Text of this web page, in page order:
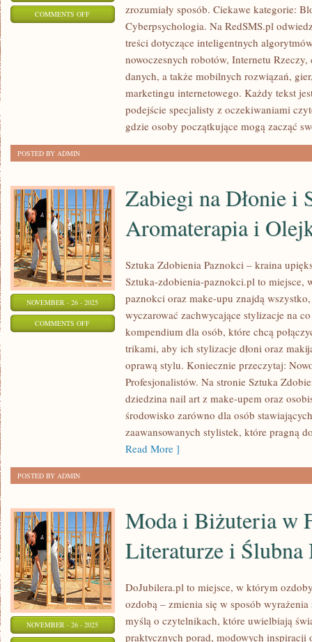
COMMENTS OFFON
ROBOTYKA
zrozumiały sposób. Ciekawe kategorie:
Cyberpsychologia. Na RedSMS.pl
treści dotyczące inteligentnych
nowoczesnych robotów, Internetu
danych, a także mobilnych rozwiązań,
marketingu internetowego. Każdy tekst
podejście specjalisty z oczekiwaniami
gdzie osoby początkujące mogą zacząć
POSTED BY ADMIN
NOVEMBER - 26 - 2025
COMMENTS OFFON
AROMATERAPIA
Zabiegi na Dłonie i
Aromaterapia i
Sztuka Zdobienia Paznokci – kraina
Sztuka-zdobienia-paznokci.pl to miejsce,
paznokci oraz make-upu znajdą
wyczarować zachwycające stylizacje na
kompendium dla osób, które chcą
trikami, aby ich stylizacje dłoni oraz
oprawą stylu. Koniecznie przeczytaj:
Profesjonalistów. Na stronie Sztuka
dziedzina nail art z make-upem oraz
środowisko zarówno dla osób
zaawansowanych stylistek, które pragną
Read More ]
POSTED BY ADMIN
NOVEMBER - 26 - 2025
Moda i Biżuteria w
Literaturze i Ślubna
DoJubilera.pl to miejsce, w którym
ozdobą – zmienia się w sposób wyrażenia
myślą o czytelnikach, które uwielbiają
praktycznych porad, modowych